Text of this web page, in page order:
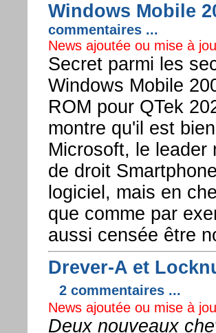
Windows Mobile
commentaires ...
News ajoutée ou mise à
Secret parmi les
Windows Mobile
ROM pour QTek
montre qu'il est
Microsoft, le leader
de droit
logiciel, mais en
que comme par
aussi censée être
Drever-A et
2 commentaires ...
News ajoutée ou mise à
Deux nouveaux